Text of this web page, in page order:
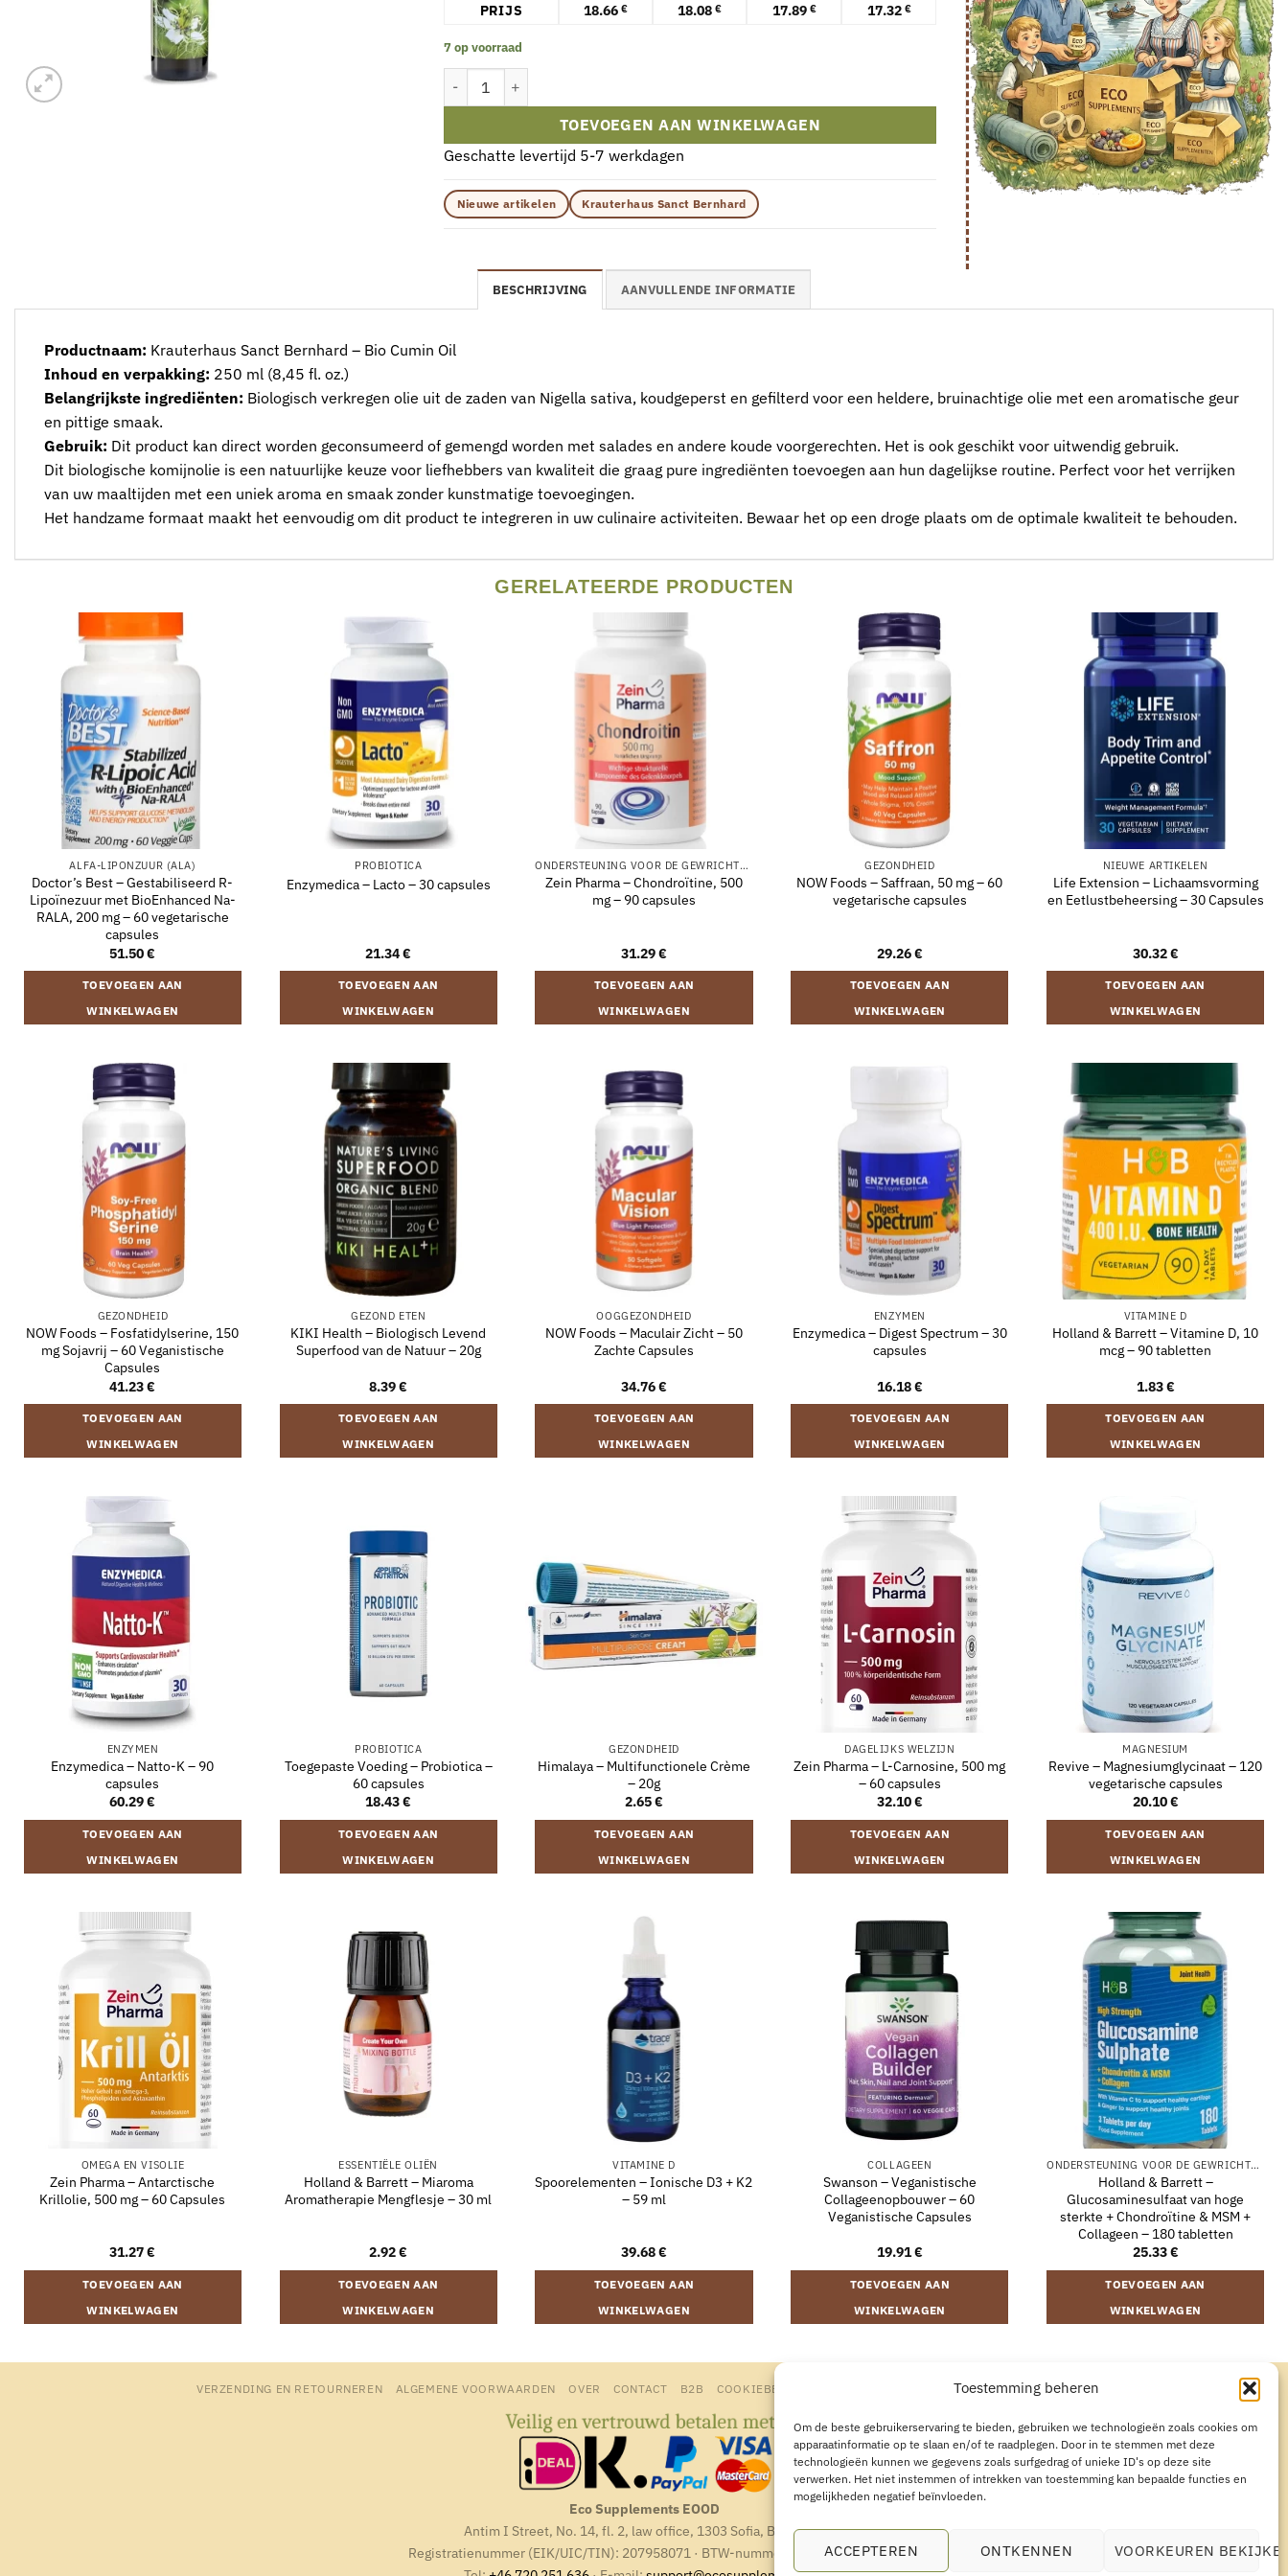
Toestemming beheren
Om de beste gebruikerservaring te bieden, gebruiken we technologieën zoals cookies om
apparaatinformatie op te slaan en/of te raadplegen. Door in te stemmen met deze
technologieën kunnen we gegevens zoals surfgedrag of unieke ID's op deze site
verwerken. Het niet instemmen of intrekken van toestemming kan bepaalde functies en
mogelijkheden negatief beïnvloeden.
ACCEPTEREN ONTKENNEN VOORKEUREN
PRIJS
18.66 € 18.08 € 17.89 € 17.32 €
7 op voorraad
TOEVOEGEN AAN WINKELWAGEN
Geschatte levertijd 5-7 werkdagen
Nieuwe artikelen Krauterhaus Sanct Bernhard
BESCHRIJVING AANVULLENDE INFORMATIE
Productnaam: Krauterhaus Sanct Bernhard – Bio Cumin Oil
Inhoud en verpakking: 250 ml (8,45 fl. oz.)
Belangrijkste ingrediënten: Biologisch verkregen olie uit de zaden van Nigella sativa, koudgeperst en gefilterd voor een heldere, bruinachtige olie met een aromatische geur
en pittige smaak.
Gebruik: Dit product kan direct worden geconsumeerd of gemengd worden met salades en andere koude voorgerechten. Het is ook geschikt voor uitwendig gebruik.
Dit biologische komijnolie is een natuurlijke keuze voor liefhebbers van kwaliteit die graag pure ingrediënten toevoegen aan hun dagelijkse routine. Perfect voor het verrijken
van uw maaltijden met een uniek aroma en smaak zonder kunstmatige toevoegingen.
Het handzame formaat maakt het eenvoudig om dit product te integreren in uw culinaire activiteiten. Bewaar het op een droge plaats om de optimale kwaliteit te behouden.
GERELATEERDE PRODUCTEN
ALFA-LIPONZUUR (ALA)
Doctor’s Best – Gestabiliseerd R-
Lipoïnezuur met BioEnhanced Na-
RALA, 200 mg – 60 vegetarische
capsules
51.50€
TOEVOEGEN AAN
WINKELWAGEN
PROBIOTICA
Enzymedica – Lacto – 30 capsules
21.34€
TOEVOEGEN AAN
WINKELWAGEN
ONDERSTEUNING VOOR DE GEWRICHTEN
Zein Pharma – Chondroïtine, 500
mg – 90 capsules
31.29€
TOEVOEGEN AAN
WINKELWAGEN
GEZONDHEID
NOW Foods – Saffraan, 50 mg – 60
vegetarische capsules
29.26€
TOEVOEGEN AAN
WINKELWAGEN
NIEUWE ARTIKELEN
Life Extension – Lichaamsvorming
en Eetlustbeheersing – 30 Capsules
30.32€
TOEVOEGEN AAN
WINKELWAGEN
GEZONDHEID
NOW Foods – Fosfatidylserine, 150
mg Sojavrij – 60 Veganistische
Capsules
41.23€
TOEVOEGEN AAN
WINKELWAGEN
GEZOND ETEN
KIKI Health – Biologisch Levend
Superfood van de Natuur – 20g
8.39€
TOEVOEGEN AAN
WINKELWAGEN
OOGGEZONDHEID
NOW Foods – Maculair Zicht – 50
Zachte Capsules
34.76€
TOEVOEGEN AAN
WINKELWAGEN
ENZYMEN
Enzymedica – Digest Spectrum – 30
capsules
16.18€
TOEVOEGEN AAN
WINKELWAGEN
VITAMINE D
Holland & Barrett – Vitamine D, 10
mcg – 90 tabletten
1.83€
TOEVOEGEN AAN
WINKELWAGEN
ENZYMEN
Enzymedica – Natto-K – 90
capsules
60.29€
TOEVOEGEN AAN
WINKELWAGEN
PROBIOTICA
Toegepaste Voeding – Probiotica –
60 capsules
18.43€
TOEVOEGEN AAN
WINKELWAGEN
GEZONDHEID
Himalaya – Multifunctionele Crème
– 20g
2.65€
TOEVOEGEN AAN
WINKELWAGEN
DAGELIJKS WELZIJN
Zein Pharma – L-Carnosine, 500 mg
– 60 capsules
32.10€
TOEVOEGEN AAN
WINKELWAGEN
MAGNESIUM
Revive – Magnesiumglycinaat – 120
vegetarische capsules
20.10€
TOEVOEGEN AAN
WINKELWAGEN
OMEGA EN VISOLIE
Zein Pharma – Antarctische
Krillolie, 500 mg – 60 Capsules
31.27€
TOEVOEGEN AAN
WINKELWAGEN
ESSENTIËLE OLIËN
Holland & Barrett – Miaroma
Aromatherapie Mengflesje – 30 ml
2.92€
TOEVOEGEN AAN
WINKELWAGEN
VITAMINE D
Spoorelementen – Ionische D3 + K2
– 59 ml
39.68€
TOEVOEGEN AAN
WINKELWAGEN
COLLAGEEN
Swanson – Veganistische
Collageenopbouwer – 60
Veganistische Capsules
19.91€
TOEVOEGEN AAN
WINKELWAGEN
ONDERSTEUNING VOOR DE GEWRICHTEN
Holland & Barrett –
Glucosaminesulfaat van hoge
sterkte + Chondroïtine & MSM +
Collageen – 180 tabletten
25.33€
TOEVOEGEN AAN
WINKELWAGEN
VERZENDING EN RETOURNEREN ALGEMENE VOORWAARDEN OVER CONTACT B2B COOKIEBELEID AANKOOP HERROEPEN
Eco Supplements EOOD
Antim I Street, No. 14, fl. 2, law office, 1303 Sofia, Bulgarien
Registratienummer (EIK/UIC/TIN): 207958071 · BTW-nummer: BG207958071